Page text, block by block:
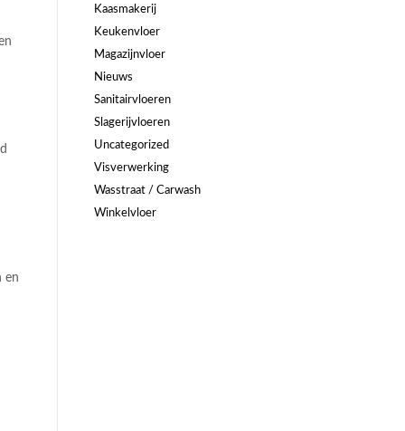
en
Kaasmakerij
Keukenvloer
Magazijnvloer
Nieuws
Sanitairvloeren
Slagerijvloeren
Uncategorized
Visverwerking
Wasstraat / Carwash
Winkelvloer